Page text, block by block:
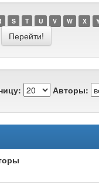
S T U V W X
Авторы: